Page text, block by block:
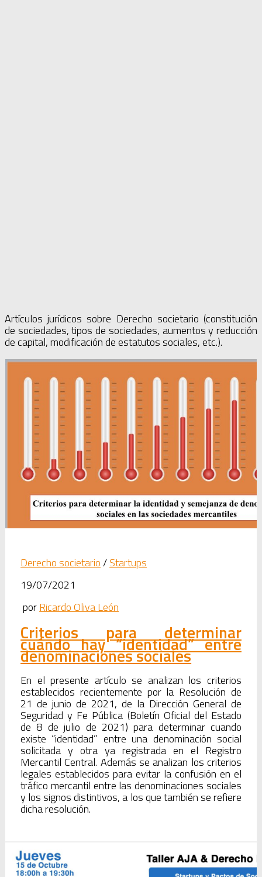
Artículos jurídicos sobre Derecho societario (constitución
de sociedades, tipos de sociedades, aumentos y reducción
de capital, modificación de estatutos sociales, etc.).
Derecho societario/Startups
19/07/2021
porRicardo Oliva León
Criterios para determinar
cuándo hay “identidad” entre
denominaciones sociales
En el presente artículo se analizan los criterios
establecidos recientemente por la Resolución de
21 de junio de 2021, de la Dirección General de
Seguridad y Fe Pública (Boletín Oficial del Estado
de 8 de julio de 2021) para determinar cuando
existe “identidad” entre una denominación social
solicitada y otra ya registrada en el Registro
Mercantil Central. Además se analizan los criterios
legales establecidos para evitar la confusión en el
tráfico mercantil entre las denominaciones sociales
y los signos distintivos, a los que también se refiere
dicha resolución.